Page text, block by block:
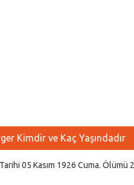
Kimdir ve Kaç Yaşındadır
05 Kasım 1926 Cuma. Ölümü